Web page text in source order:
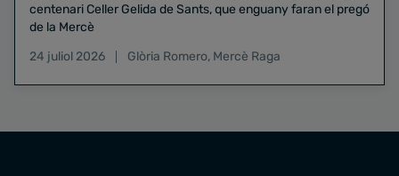
centenari Celler Gelida de Sants, que enguany faran el pregó
de la Mercè
24 juliol 2026
Glòria Romero, Mercè Raga